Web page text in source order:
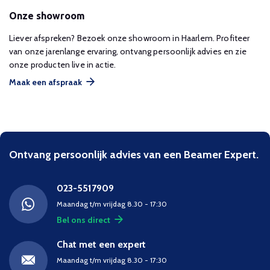
Onze showroom
Liever afspreken? Bezoek onze showroom in Haarlem. Profiteer
van onze jarenlange ervaring, ontvang persoonlijk advies en zie
onze producten live in actie.
Maak een afspraak
Ontvang persoonlijk advies van een Beamer Expert.
023-5517909
Maandag t/m vrijdag 8.30 - 17:30
Bel ons direct
Chat met een expert
Maandag t/m vrijdag 8.30 - 17:30